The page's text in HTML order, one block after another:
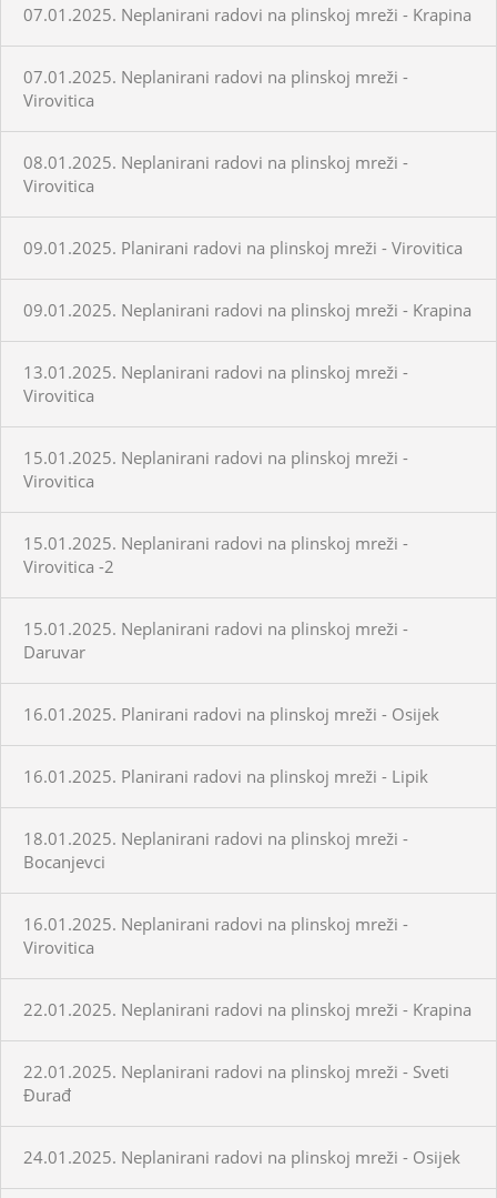
07.01.2025. Neplanirani radovi na plinskoj mreži - Krapina
07.01.2025. Neplanirani radovi na plinskoj mreži -
Virovitica
08.01.2025. Neplanirani radovi na plinskoj mreži -
Virovitica
09.01.2025. Planirani radovi na plinskoj mreži - Virovitica
09.01.2025. Neplanirani radovi na plinskoj mreži - Krapina
13.01.2025. Neplanirani radovi na plinskoj mreži -
Virovitica
15.01.2025. Neplanirani radovi na plinskoj mreži -
Virovitica
15.01.2025. Neplanirani radovi na plinskoj mreži -
Virovitica -2
15.01.2025. Neplanirani radovi na plinskoj mreži -
Daruvar
16.01.2025. Planirani radovi na plinskoj mreži - Osijek
16.01.2025. Planirani radovi na plinskoj mreži - Lipik
18.01.2025. Neplanirani radovi na plinskoj mreži -
Bocanjevci
16.01.2025. Neplanirani radovi na plinskoj mreži -
Virovitica
22.01.2025. Neplanirani radovi na plinskoj mreži - Krapina
22.01.2025. Neplanirani radovi na plinskoj mreži - Sveti
Đurađ
24.01.2025. Neplanirani radovi na plinskoj mreži - Osijek